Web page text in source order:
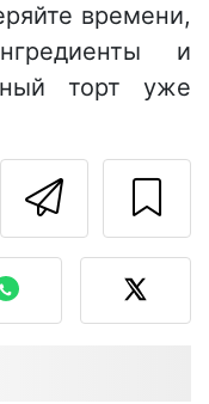
времени,
и
торт уже
вопрос
этого